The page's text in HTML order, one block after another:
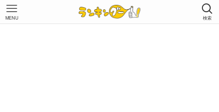
検索
MENU